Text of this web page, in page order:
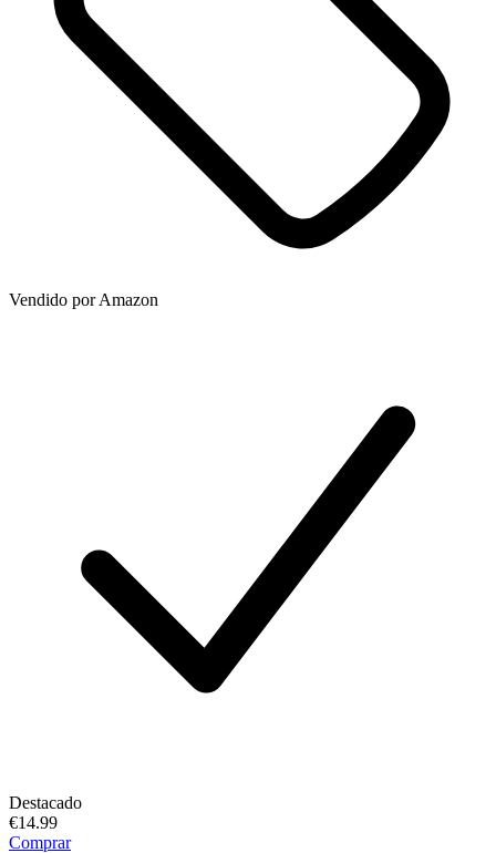
Vendido porAmazon
Destacado
€14.99
Comprar